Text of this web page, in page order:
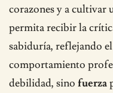
corazones y a cultivar
permita recibir la
sabiduría, reflejando
comportamiento
debilidad, sino fuerza